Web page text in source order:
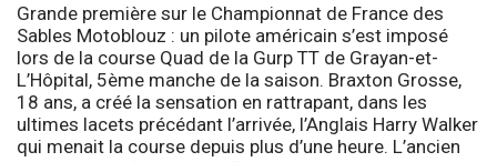
Grande première sur le Championnat de France des
Sables Motoblouz : un pilote américain s’est imposé
lors de la course Quad de la Gurp TT de Grayan-et-
L’Hôpital, 5ème manche de la saison. Braxton Grosse,
18 ans, a créé la sensation en rattrapant, dans les
ultimes lacets précédant l’arrivée, l’Anglais Harry Walker
qui menait la course depuis plus d’une heure. L’ancien